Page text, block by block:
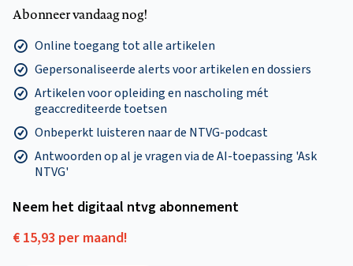
Abonneer vandaag nog!
Online toegang tot alle artikelen
Gepersonaliseerde alerts voor artikelen en dossiers
Artikelen voor opleiding en nascholing mét
geaccrediteerde toetsen
Onbeperkt luisteren naar de NTVG-podcast
Antwoorden op al je vragen via de AI-toepassing 'Ask
NTVG'
Neem het digitaal ntvg abonnement
€ 15,93 per maand!